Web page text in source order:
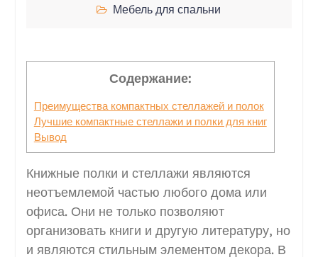
Мебель для спальни
Содержание:
Преимущества компактных стеллажей и полок
Лучшие компактные стеллажи и полки для книг
Вывод
Книжные полки и стеллажи являются
неотъемлемой частью любого дома или
офиса. Они не только позволяют
организовать книги и другую литературу, но
и являются стильным элементом декора. В